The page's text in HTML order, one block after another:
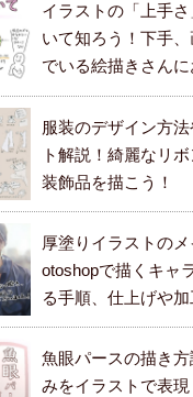
イラストの「上手
いて知ろう！下手
でいる絵描きさんに
服装のデザイン方
ト解説！綺麗なリ
装飾品を描こう！
厚塗りイラストの
otoshopで描くキャ
る手順、仕上げや
ます。
魚眼パースの描き
みをイラストで表現